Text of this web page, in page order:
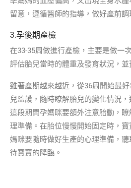
留意，遵循醫師的指導，做好產前調
3.孕後期產檢
在33-35周做進行產檢，主要是做一
評估胎兒當時的體重及發育狀況，並
雖著產期越來越近，從36周開始最
兒監護，隨時瞭解胎兒的變化情況，
這段期間孕媽咪要額外注意胎動，
理準備。在胎位慢慢開始固定時，
媽咪要隨時做好生產的心理準備，
待寶寶的降臨。